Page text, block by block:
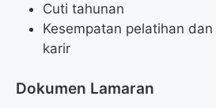
Cuti tahunan
Kesempatan pelatihan
karir
Dokumen Lamaran